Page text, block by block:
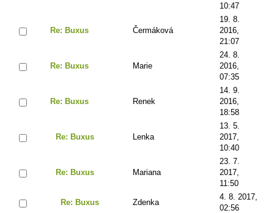
10:47
Re: Buxus Čermáková
19. 8.
2016,
21:07
Re: Buxus Marie
24. 8.
2016,
07:35
Re: Buxus Renek
14. 9.
2016,
18:58
Re: Buxus Lenka
13. 5.
2017,
10:40
Re: Buxus Mariana
23. 7.
2017,
11:50
Re: Buxus Zdenka
4. 8. 2017,
02:56